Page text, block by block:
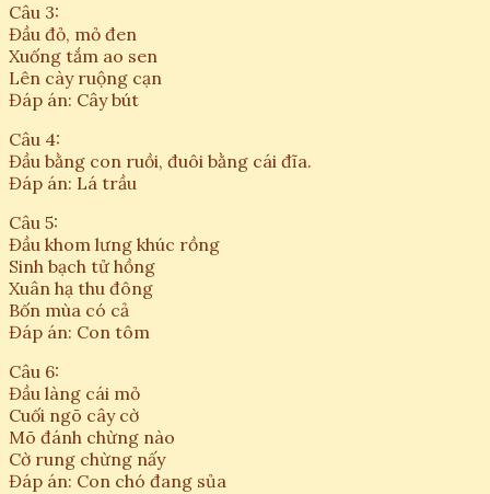
Câu 3:
Đầu đỏ, mỏ đen
Xuống tắm ao sen
Lên cày ruộng cạn
Đáp án: Cây bút
Câu 4:
Đầu bằng con ruồi, đuôi bằng cái đĩa.
Đáp án: Lá trầu
Câu 5:
Đầu khom lưng khúc rồng
Sinh bạch tử hồng
Xuân hạ thu đông
Bốn mùa có cả
Đáp án: Con tôm
Câu 6:
Đầu làng cái mỏ
Cuối ngõ cây cờ
Mõ đánh chừng nào
Cờ rung chừng nấy
Đáp án: Con chó đang sủa